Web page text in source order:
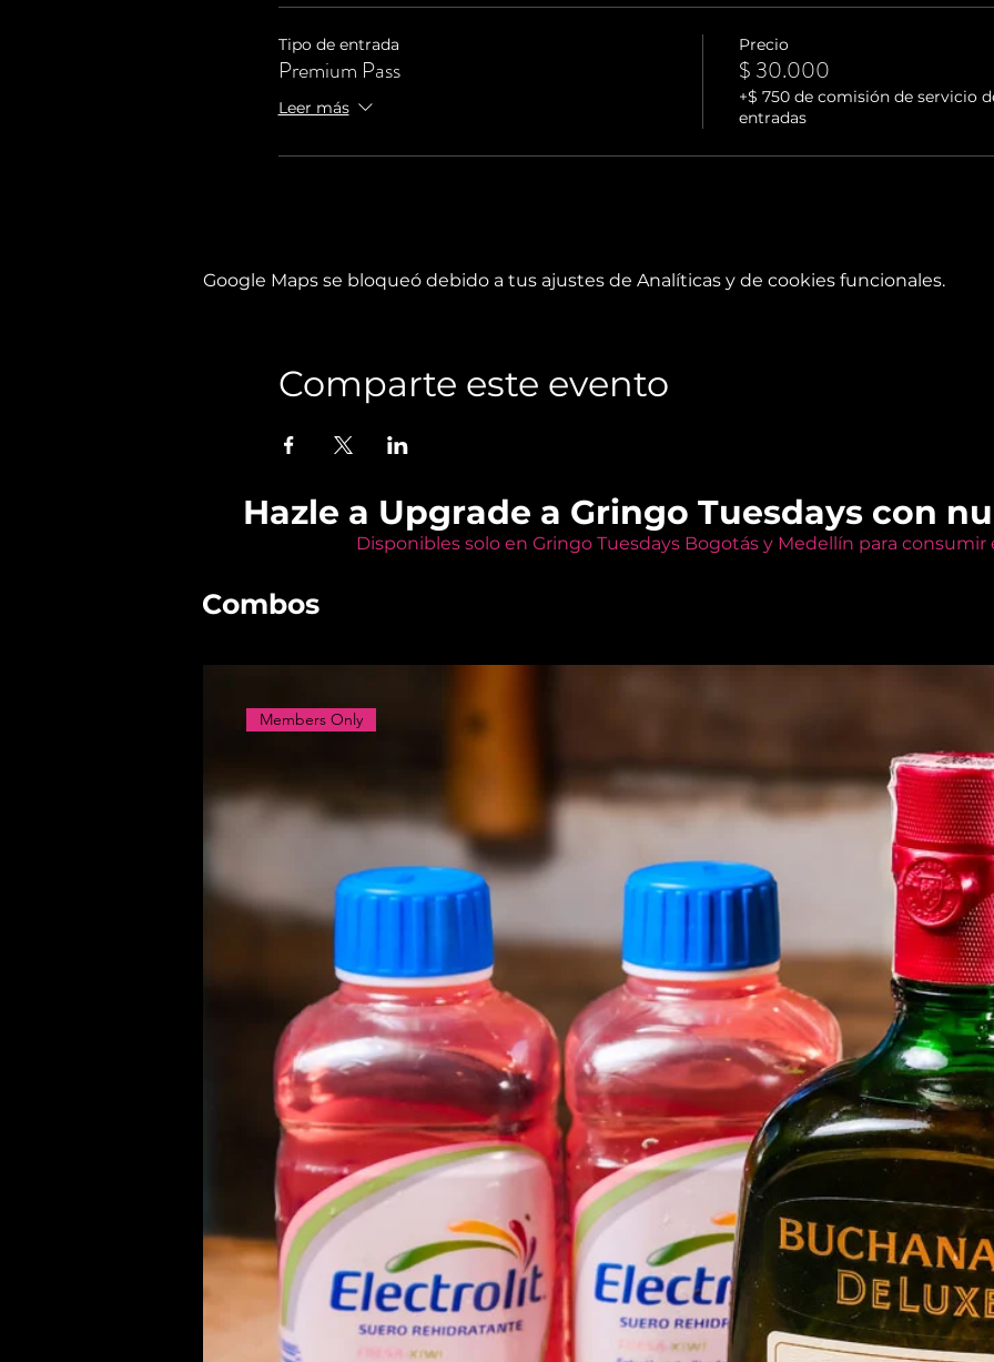
Tipo de entrada
Premium Pass
Leer más
Precio
$ 30.000
+$ 750 de comisión de servicio
entradas
Google Maps se bloqueó debido a tus ajustes de Analíticas y de cookies funcionales.
Comparte este evento
Hazle a Upgrade a Gringo Tuesdays con
Disponibles solo en Gringo Tuesdays Bogotás y Medellín para consumir
Combos
Members Only